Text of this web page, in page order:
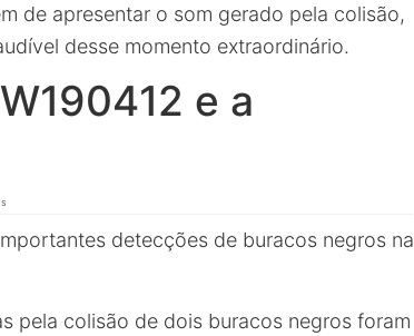
de apresentar o som gerado pela colisão,
desse momento extraordinário.
e a
detecções de buracos negros na
pela colisão de dois buracos negros foram